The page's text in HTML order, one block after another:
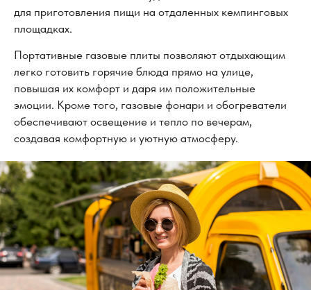
для приготовления пищи на отдаленных кемпинговых
площадках.
Портативные газовые плиты позволяют отдыхающим
легко готовить горячие блюда прямо на улице,
повышая их комфорт и даря им положительные
эмоции. Кроме того, газовые фонари и обогреватели
обеспечивают освещение и тепло по вечерам,
создавая комфортную и уютную атмосферу.